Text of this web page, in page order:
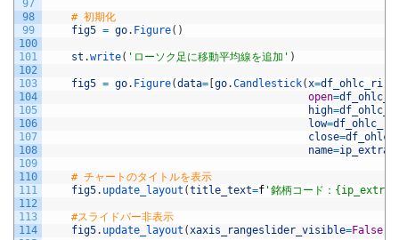
97
98
99
100
101
102
103
104
105
106
107
108
109
110
111
112
113
114
# 初期化
fig5 = go. Figure( )
st .write( 'ローソク足に移動平均線を追加' )
fig5 = go. Figure(data= go.Candlestick(x=df_ohlc_ri
open=
high=
low=df_ohlc_ri
close=
name=
# チャートのタイトルを表示
fig5. update_layout (title_text=f '銘柄コード：
#スライドバー非表示
fig5. update_layout (xaxis_rangeslider_visible=False